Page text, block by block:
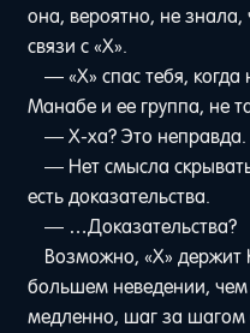
она, вероятно, не
связи с «Х».
— «Х» спас тебя,
Манабе и ее группа, не
— Х-ха? Это неправда.
— Нет смысла
есть доказательства.
— …Доказательства?
Возможно, «Х» держит
большем неведении,
медленно, шаг за шагом